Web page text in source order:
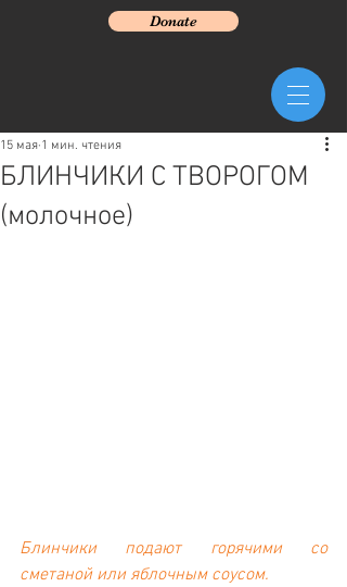
Donate
БЛИНЧИКИ С ТВОРОГОМ
(молочное)
15 мая 1 мин. чтения
Блинчики подают горячими со
сметаной или яблочным соусом.